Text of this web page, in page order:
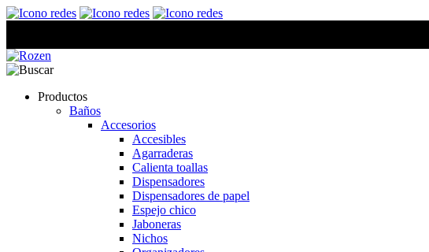
Productos
Baños
Accesorios
Accesibles
Agarraderas
Calienta toallas
Dispensadores
Dispensadores de papel
Espejo chico
Jaboneras
Nichos